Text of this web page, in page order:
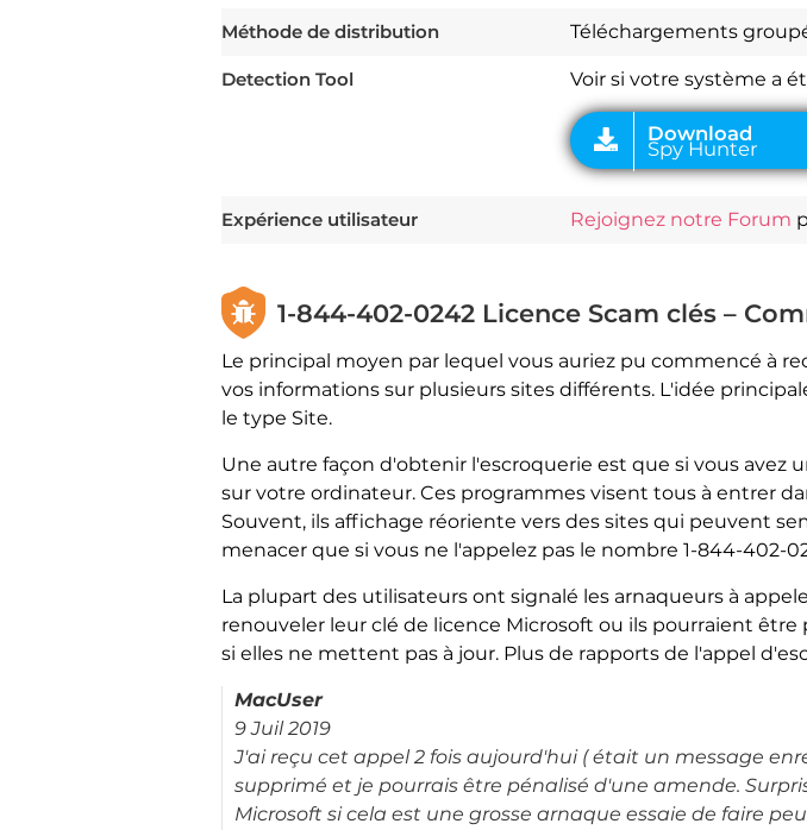
Méthode de distribution Téléchargements
Detection Tool Voir si votre système a
Expérience utilisateur Rejoignez notre Forum
1-844-402-0242 Licence Scam clés –
Le principal moyen par lequel vous auriez pu commencé à
vos informations sur plusieurs sites différents. L'idée
le type Site.
Une autre façon d'obtenir l'escroquerie est que si vous
sur votre ordinateur. Ces programmes visent tous à entrer
Souvent, ils affichage réoriente vers des sites qui peuvent
menacer que si vous ne l'appelez pas le nombre 1-844-402-
La plupart des utilisateurs ont signalé les arnaqueurs à
renouveler leur clé de licence Microsoft ou ils pourraient
si elles ne mettent pas à jour. Plus de rapports de l'appel
MacUser
9 Juil 2019
J'ai reçu cet appel 2 fois aujourd'hui ( était un message
supprimé et je pourrais être pénalisé d'une amende.
Microsoft si cela est une grosse arnaque essaie de faire